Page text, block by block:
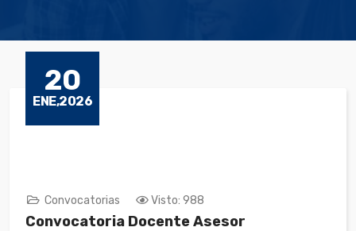
20
ENE,2026
Convocatorias Visto: 988
Convocatoria Docente Asesor